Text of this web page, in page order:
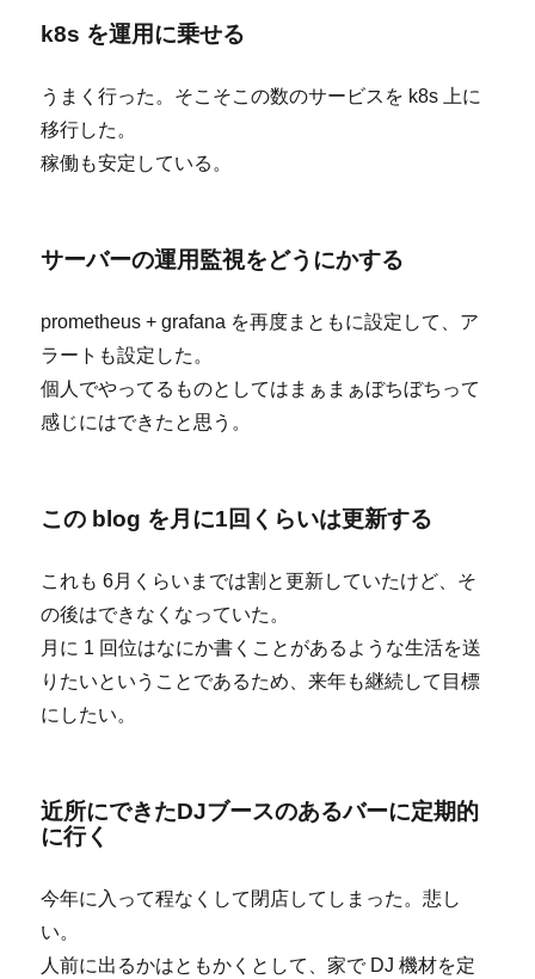
k8s を運用に乗せる
うまく行った。そこそこの数のサービスを k8s 上に
移行した。
稼働も安定している。
サーバーの運用監視をどうにかする
prometheus + grafana を再度まともに設定して、ア
ラートも設定した。
個人でやってるものとしてはまぁまぁぼちぼちって
感じにはできたと思う。
この blog を月に1回くらいは更新する
これも 6月くらいまでは割と更新していたけど、そ
の後はできなくなっていた。
月に 1 回位はなにか書くことがあるような生活を送
りたいということであるため、来年も継続して目標
にしたい。
近所にできたDJブースのあるバーに定期的
に行く
今年に入って程なくして閉店してしまった。悲し
い。
人前に出るかはともかくとして、家で DJ 機材を定